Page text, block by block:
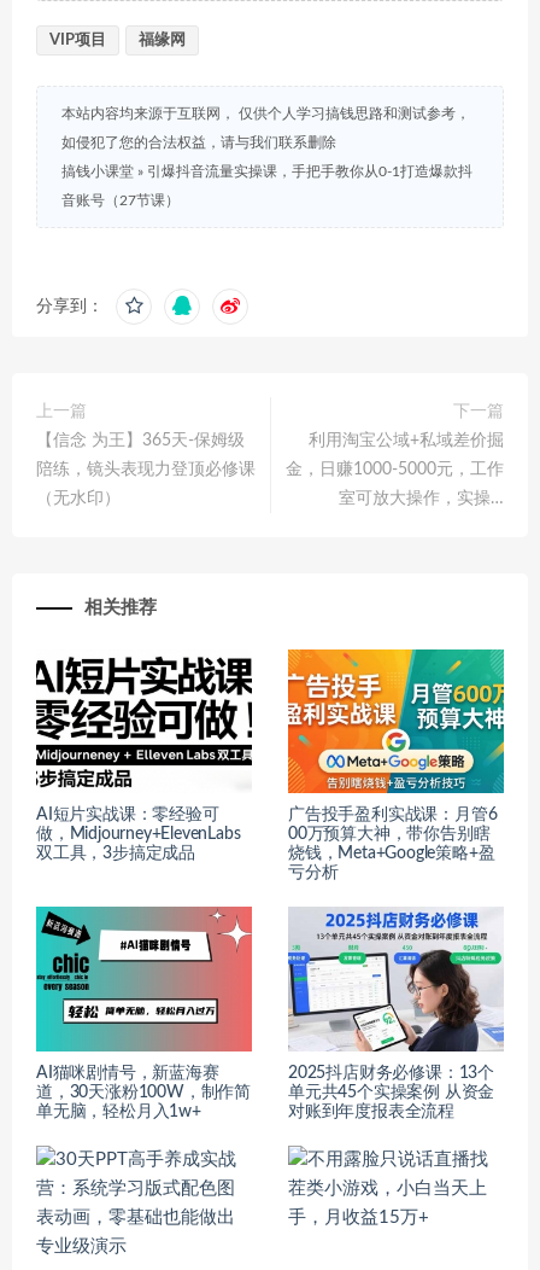
VIP项目 福缘网
本站内容均来源于互联网， 仅供个人学习搞钱思路和测试参考，
如侵犯了您的合法权益，请与我们联系删除
搞钱小课堂 » 引爆抖音流量实操课，手把手教你从0-1打造爆款抖
音账号（27节课）
分享到：
上一篇
【信念 为王】365天-保姆级
陪练，镜头表现力登顶必修课
（无水印）
下一篇
利用淘宝公域+私域差价掘
金，日赚1000-5000元，工作
室可放大操作，实操…
相关推荐
AI短片实战课：零经验可
做，Midjourney+ElevenLabs
双工具，3步搞定成品
广告投手盈利实战课：月管6
00万预算大神，带你告别瞎
烧钱，Meta+Google策略+盈
亏分析
AI猫咪剧情号，新蓝海赛
道，30天涨粉100W，制作简
单无脑，轻松月入1w+
2025抖店财务必修课：13个
单元共45个实操案例 从资金
对账到年度报表全流程